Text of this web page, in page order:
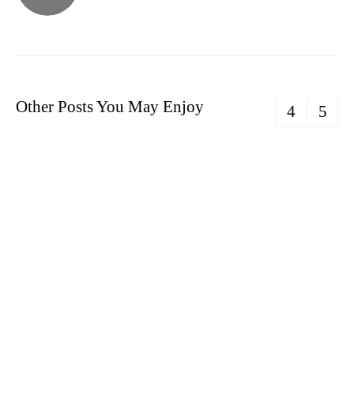
Other Posts You May Enjoy